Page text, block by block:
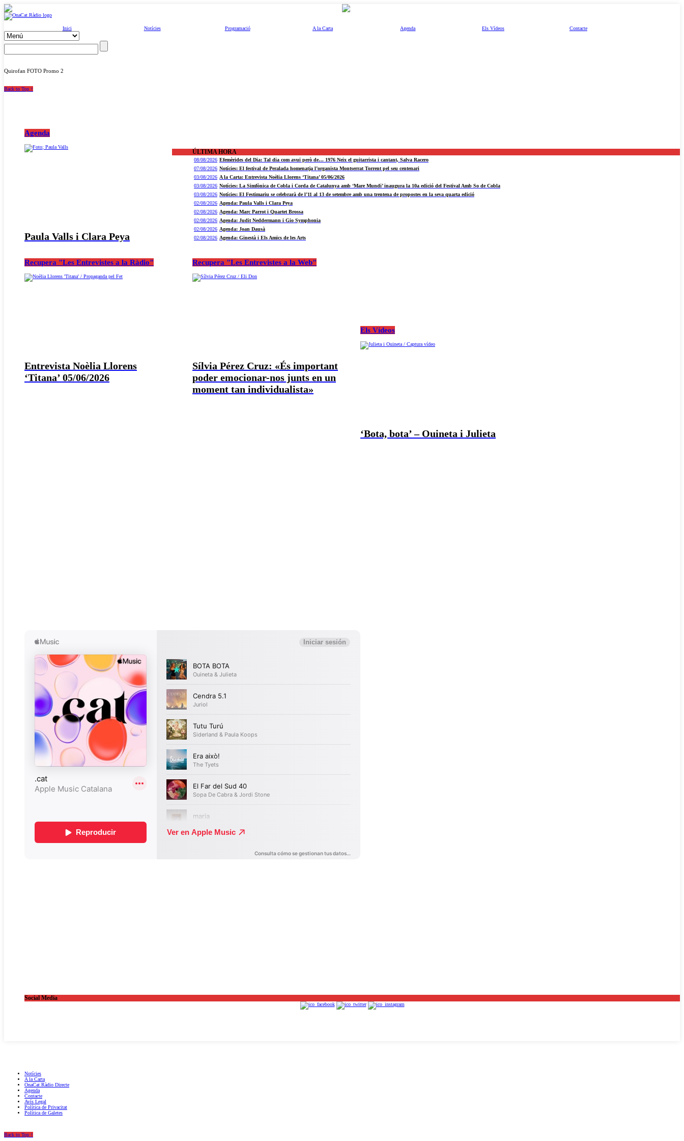
Inici Notícies Programació A la Carta Agenda Els Vídeos Contacte
Quirofan FOTO Promo 2
Back to Top ↑
Agenda
Paula Valls i Clara Peya
ÚLTIMA HORA
08/08/2026 Efemèrides del Dia: Tal dia com avui però de… 1976 Neix el guitarrista i cantant, Salva Racero
07/08/2026 Notícies: El festival de Peralada homenatja l’organista Montserrat Torrent pel seu centenari
03/08/2026 A la Carta: Entrevista Noèlia Llorens ‘Titana’ 05/06/2026
03/08/2026 Notícies: La Simfònica de Cobla i Corda de Catalunya amb ‘Mare Mundi’ inaugura la 10a edició del Festival Amb So de Cobla
03/08/2026 Notícies: El Festimariu se celebrarà de l’11 al 13 de setembre amb una trentena de propostes en la seva quarta edició
02/08/2026 Agenda: Paula Valls i Clara Peya
02/08/2026 Agenda: Marc Parrot i Quartet Brossa
02/08/2026 Agenda: Judit Neddermann i Gio Symphonia
02/08/2026 Agenda: Joan Dausà
02/08/2026 Agenda: Ginestà i Els Amics de les Arts
Recupera "Les Entrevistes a la Ràdio"
Entrevista Noèlia Llorens
‘Titana’ 05/06/2026
Recupera "Les Entrevistes a la Web"
Sílvia Pérez Cruz: «És important
poder emocionar-nos junts en un
moment tan individualista»
Els Vídeos
‘Bota, bota’ – Ouineta i Julieta
Social Media
Notícies
A la Carta
OnaCat.Ràdio Directe
Agenda
Contacte
Avís Legal
Política de Privacitat
Política de Galetes
Back to Top ↑